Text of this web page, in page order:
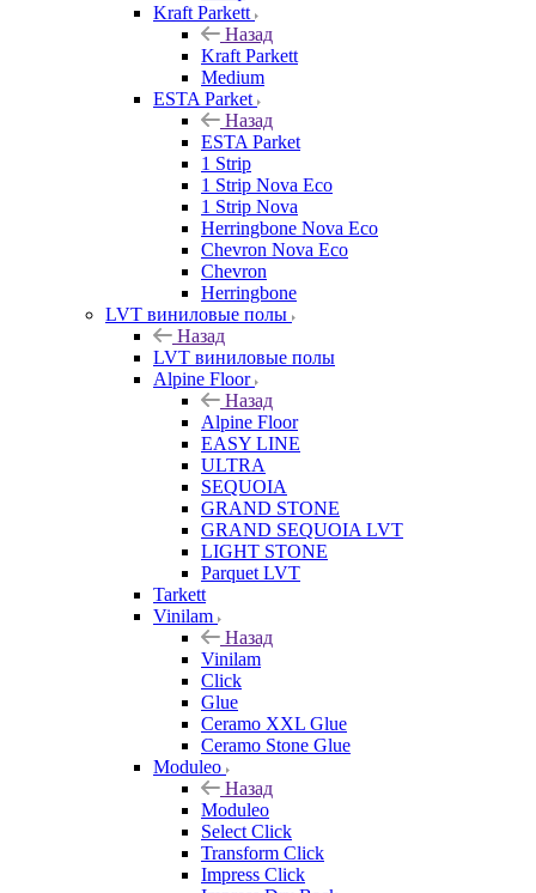
Kraft Parkett
Назад
Kraft Parkett
Medium
ESTA Parket
Назад
ESTA Parket
1 Strip
1 Strip Nova Eco
1 Strip Nova
Herringbone Nova Eco
Chevron Nova Eco
Chevron
Herringbone
LVT виниловые полы
Назад
LVT виниловые полы
Alpine Floor
Назад
Alpine Floor
EASY LINE
ULTRA
SEQUOIA
GRAND STONE
GRAND SEQUOIA LVT
LIGHT STONE
Parquet LVT
Tarkett
Vinilam
Назад
Vinilam
Click
Glue
Ceramo XXL Glue
Ceramo Stone Glue
Moduleo
Назад
Moduleo
Select Click
Transform Click
Impress Click